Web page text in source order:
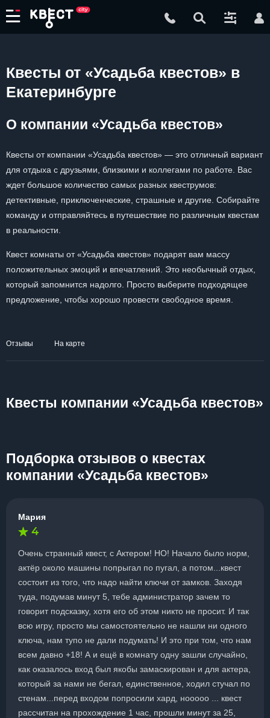
Квесты от «Усадьба квестов» в
Екатеринбурге
О компании «Усадьба квестов»
Квесты от компании «Усадьба квестов» — это отличный вариант
для отдыха с друзьями, близкими и коллегами по работе. Вас
ждет большое количество самых разных квеструмов:
детективные, приключенческие, страшные и другие. Собирайте
команду и отправляйтесь в путешествие по различным квестам
в реальности.
Квест комнаты от «Усадьба квестов» подарят вам массу
положительных эмоций и впечатлений. Это необычный отдых,
который запомнится надолго. Просто выберите подходящее
предложение, чтобы хорошо провести свободное время.
Отзывы На карте
Квесты компании «Усадьба квестов»
Подборка отзывов о квестах
компании «Усадьба квестов»
Мария
4
Очень странный квест, с Актером! НО! Начало было норм,
актёр около машины попрыгал по пугал, а потом...квест
состоит из того, что надо найти ключи от замков. Заходя
туда, подумав минут 5, тебе администратор зачем то
говорит подсказку, хотя его об этом никто не просит. И так
всю игру, просто мы самостоятельно не нашли ни одного
ключа, нам тупо не дали подумать! И это при том, что нам
всем давно +18! А и ещё в комнату одну зашли случайно,
как оказалось вход был якобы замаскирован и для актера,
который за нами не бегал, единственное, ходил стучал по
стенам...перед входом попросили хард, нооооо ... квест
рассчитан на прохождение 1 час, прошли минут за 25,